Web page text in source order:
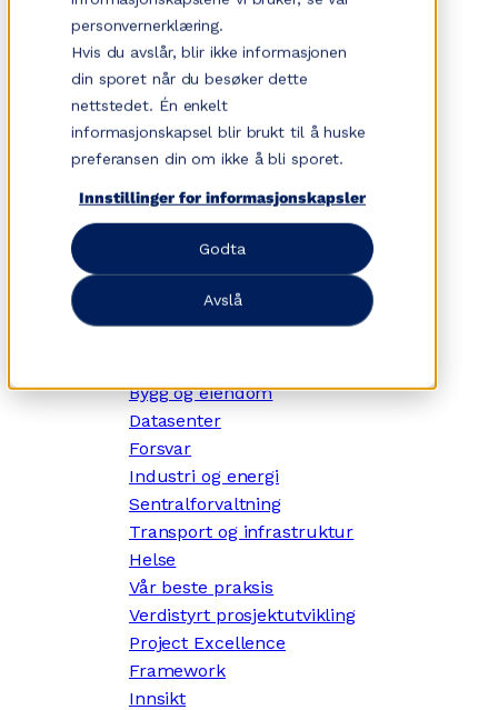
personvernerklæring.
Hvis du avslår, blir ikke informasjonen
din sporet når du besøker dette
nettstedet. Én enkelt
informasjonskapsel blir brukt til å huske
preferansen din om ikke å bli sporet.
Innstillinger for informasjonskapsler
Godta
Avslå
✕
Dette gjør vi
Tjenesteområder
Strategi- og
forretningsutvikling
Fysiske prosjekter
Kompetanseutvikling
Bygg og eiendom
Datasenter
Forsvar
Industri og energi
Sentralforvaltning
Transport og infrastruktur
Helse
Vår beste praksis
Verdistyrt prosjektutvikling
Project Excellence
Framework
Innsikt